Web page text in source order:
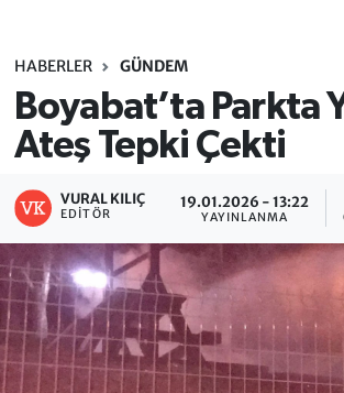
HABERLER GÜNDEM
Boyabat’ta Parkta
Ateş Tepki Çekti
VURAL KILIÇ
EDITÖR
19.01.2026 - 13:22
YAYINLANMA
Sinop Trafik Yoğunluk Haritası
Süper Lig Puan Durumu ve
Haber Arşivi